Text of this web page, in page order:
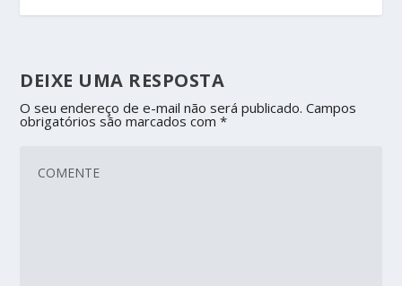
DEIXE UMA RESPOSTA
O seu endereço de e-mail não será publicado. Campos
obrigatórios são marcados com*